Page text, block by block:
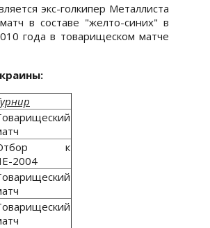
экс-голкипер Металлиста
в составе "желто-синих" в
года в товарищеском матче
к
2004